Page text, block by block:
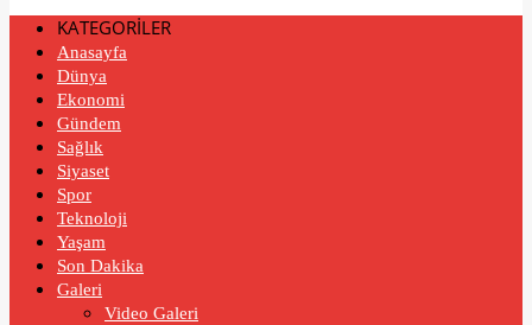
KATEGORİLER
Anasayfa
Dünya
Ekonomi
Gündem
Sağlık
Siyaset
Spor
Teknoloji
Yaşam
Son Dakika
Galeri
Video Galeri